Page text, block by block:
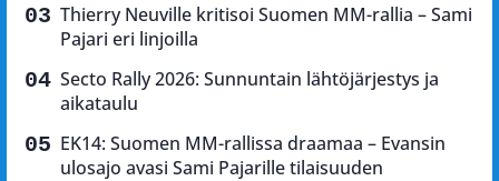
Thierry Neuville kritisoi Suomen MM-rallia – Sami
Pajari eri linjoilla
Secto Rally 2026: Sunnuntain lähtöjärjestys ja
aikataulu
EK14: Suomen MM-rallissa draamaa – Evansin
ulosajo avasi Sami Pajarille tilaisuuden